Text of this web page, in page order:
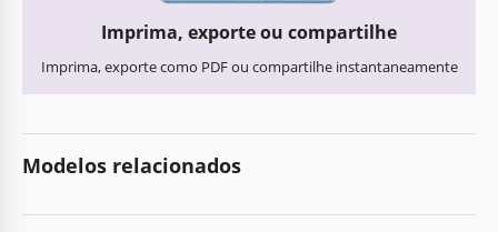
Imprima, exporte ou compartilhe
Imprima, exporte como PDF ou compartilhe instantaneamente
Modelos relacionados